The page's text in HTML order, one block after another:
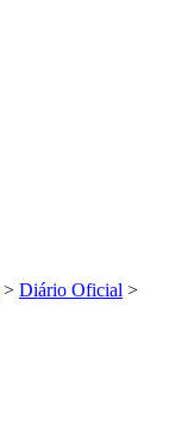
> Diário Oficial >